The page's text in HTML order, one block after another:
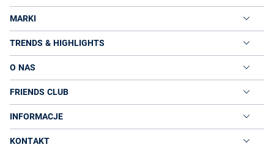
MARKI
TRENDS & HIGHLIGHTS
O NAS
FRIENDS CLUB
INFORMACJE
KONTAKT